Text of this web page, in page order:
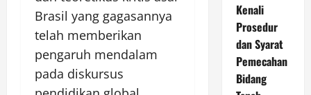
Brasil yang gagasannya
telah memberikan
pengaruh mendalam
pada diskursus
Kenali
Prosedur
dan Syarat
Pemecahan
Bidang